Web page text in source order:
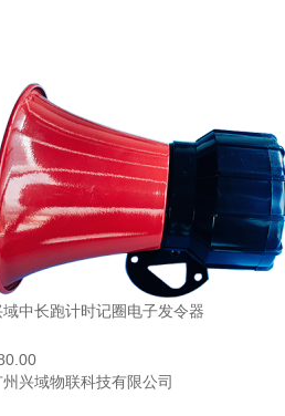
域中长跑计时记圈电子发令器
州兴域物联科技有限公司